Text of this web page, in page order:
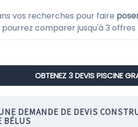
vos recherches pour faire
pourrez comparer jusqu'à 3
OBTENEZ 3 DEVIS PISCINE
DEMANDE DE DEVIS
BÉLUS